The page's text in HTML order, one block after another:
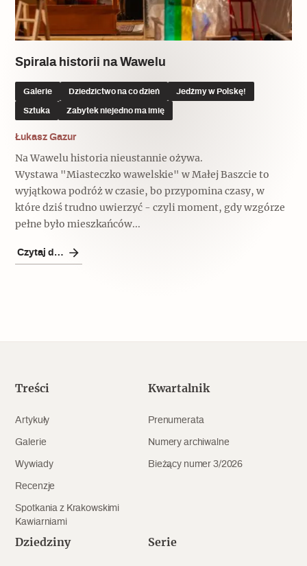
Kruchość rzeczy
Wywiady
Dolnośląski Indiana Jones
Recenzje
Jak wskrzesić smak
Ludzie
Popularne
Siostry rzeźbiarki
Popularne
Memento dla modernizmu
Zabytek niejedno ma imię
Popularne
Biskupin - rezerwat archeologiczny
Muzea od nowa
Popularne
Narodowego Muzeum Techniki
Polska ze smakiem
Zobacz również
Patronaty
MonumentApp
Mapa skojarzeń
Krakowskie Kawiarnie
Spirala historii na Wawelu
Galerie Dziedzictwo na co dzień Jedźmy w Polskę!
Sztuka Zabytek niejedno ma imię
Łukasz Gazur
Na Wawelu historia nieustannie ożywa.
Wystawa "Miasteczko wawelskie" w Małej Baszcie to
wyjątkowa podróż w czasie, bo przypomina czasy, w
które dziś trudno uwierzyć - czyli moment, gdy wzgórze
pełne było mieszkańców...
Czytaj dalej
Treści
Artykuły
Galerie
Wywiady
Recenzje
Spotkania z Krakowskimi
Kawiarniami
Kwartalnik
Prenumerata
Numery archiwalne
Bieżący numer 3/2026
Dziedziny Serie